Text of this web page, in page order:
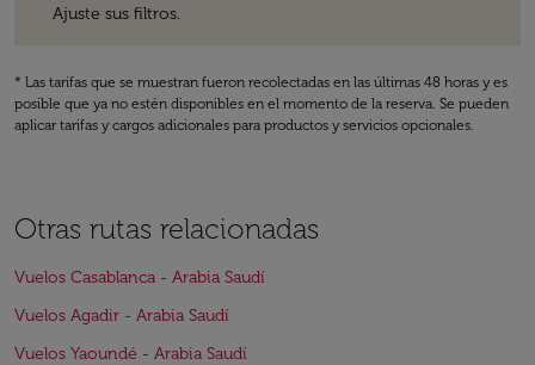
Ajuste sus filtros.
* Las tarifas que se muestran fueron recolectadas en las últimas 48 horas y es
posible que ya no estén disponibles en el momento de la reserva. Se pueden
aplicar tarifas y cargos adicionales para productos y servicios opcionales.
Otras rutas relacionadas
Vuelos Casablanca - Arabia Saudí
Vuelos Agadir - Arabia Saudí
Vuelos Yaoundé - Arabia Saudí